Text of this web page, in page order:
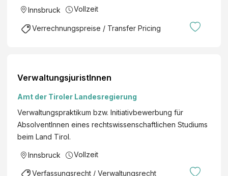
n
u
er
w
tu
n
g
br Innsbruck Vollzeit
Verrechnungspreise / Transfer Pricing
VerwaltungsjuristInnen
Amt der Tiroler Landesregierung
Verwaltungspraktikum bzw. Initiativbewerbung für
AbsolventInnen eines rechtswissenschaftlichen Studiums
beim Land Tirol.
Innsbruck Vollzeit
Verfassungsrecht / Verwaltungsrecht